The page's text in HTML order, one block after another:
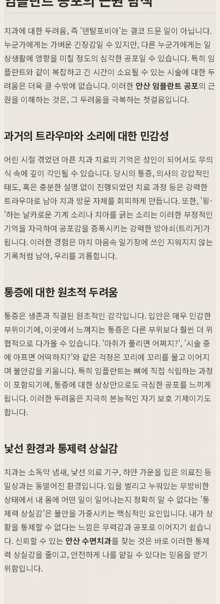
치과에 대한 두려움, 즉 '덴탈포비아'는 결코 드문 일이 아닙니다.
누군가에게는 가벼운 긴장감일 수 있지만, 다른 누군가에게는 일
상생활에 영향을 미칠 정도의 심각한 공포일 수 있습니다. 특히 임
플란트와 같이 복잡하고 긴 시간이 소요될 수 있는 시술에 대한 두
려움은 더욱 클 수밖에 없습니다. 이러한 안산 임플란트 공포의 근
원을 이해하는 것은, 그 두려움을 극복하는 첫걸음입니다.
과거의 트라우마와 소리에 대한 민감성
어린 시절 겪었던 아픈 치과 치료의 기억은 성인이 되어서도 무의
식 속에 깊이 각인될 수 있습니다. 당시의 통증, 의사의 강압적인
태도, 혹은 충분한 설명 없이 진행되었던 치료 과정 등은 강력한
트라우마로 남아 치과 방문 자체를 회피하게 만듭니다. 또한, '윙-
'하는 날카로운 기계 소리나 치아를 긁는 소리는 이러한 부정적인
기억을 자극하여 공포감을 증폭시키는 강력한 방아쇠(트리거)가
됩니다. 이러한 경험은 마치 마음속 일기장에 쓰인 지워지지 않는
기록처럼 남아, 우리를 괴롭힙니다.
통증에 대한 원초적 두려움
통증은 생존과 직결된 원초적인 감각입니다. 입안은 매우 민감한
부위이기에, 이곳에서 느껴지는 통증은 다른 부위보다 훨씬 더 위
협적으로 다가올 수 있습니다. '마취가 풀리면 어쩌지?', '시술 중
에 아프면 어떡하지?'와 같은 걱정은 꼬리에 꼬리를 물고 이어지
며 불안감을 키웁니다. 특히 임플란트는 뼈에 직접 식립하는 과정
이 포함되기에, 통증에 대한 상상만으로도 극심한 공포를 느끼게
됩니다. 이러한 두려움은 지극히 본능적인 자기 보호 기제이기도
합니다.
낯선 환경과 통제력 상실감
치과는 소독약 냄새, 낯선 의료 기구, 하얀 가운을 입은 의료진 등
일상과는 동떨어진 환경입니다. 입을 벌리고 누워있는 무방비한
상태에서 내 몸에 어떤 일이 일어나는지 정확히 알 수 없다는 '통
제력 상실감'은 불안을 가중시키는 핵심적인 요인입니다. 내가 상
황을 통제할 수 없다는 느낌은 무력감과 공포로 이어지기 쉽습니
다. 신뢰할 수 있는 안산 수면치과를 찾는 것은 바로 이러한 통제
력 상실감을 줄이고, 안전하게 나를 맡길 수 있다는 믿음을 얻기
위함입니다.